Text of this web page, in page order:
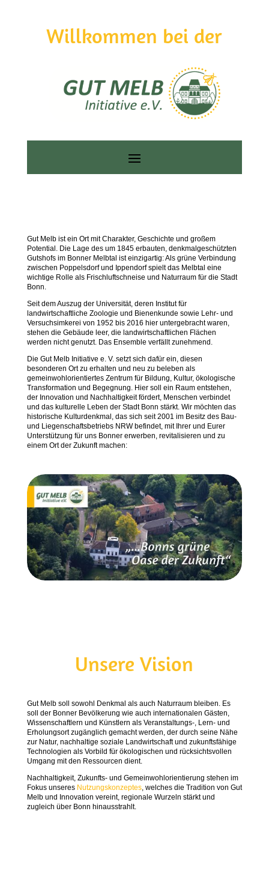
Willkommen bei der
Gut Melb ist ein Ort mit Charakter, Geschichte und großem
Potential. Die Lage des um 1845 erbauten, denkmalgeschützten
Gutshofs im Bonner Melbtal ist einzigartig: Als grüne Verbindung
zwischen Poppelsdorf und Ippendorf spielt das Melbtal eine
wichtige Rolle als Frischluftschneise und Naturraum für die Stadt
Bonn.
Seit dem Auszug der Universität, deren Institut für
landwirtschaftliche Zoologie und Bienenkunde sowie Lehr- und
Versuchsimkerei von 1952 bis 2016 hier untergebracht waren,
stehen die Gebäude leer, die landwirtschaftlichen Flächen
werden nicht genutzt. Das Ensemble verfällt zunehmend.
Die Gut Melb Initiative e. V. setzt sich dafür ein, diesen
besonderen Ort zu erhalten und neu zu beleben als
gemeinwohlorientiertes Zentrum für Bildung, Kultur, ökologische
Transformation und Begegnung. Hier soll ein Raum entstehen,
der Innovation und Nachhaltigkeit fördert, Menschen verbindet
und das kulturelle Leben der Stadt Bonn stärkt. Wir möchten das
historische Kulturdenkmal, das sich seit 2001 im Besitz des Bau-
und Liegenschaftsbetriebs NRW befindet, mit Ihrer und Eurer
Unterstützung für uns Bonner erwerben, revitalisieren und zu
einem Ort der Zukunft machen:
Unsere Vision
Gut Melb soll sowohl Denkmal als auch Naturraum bleiben. Es
soll der Bonner Bevölkerung wie auch internationalen Gästen,
Wissenschaftlern und Künstlern als Veranstaltungs-, Lern- und
Erholungsort zugänglich gemacht werden, der durch seine Nähe
zur Natur, nachhaltige soziale Landwirtschaft und zukunftsfähige
Technologien als Vorbild für ökologischen und rücksichtsvollen
Umgang mit den Ressourcen dient.
Nachhaltigkeit, Zukunfts- und Gemeinwohlorientierung stehen im
Fokus unseres Nutzungskonzeptes, welches die Tradition von Gut
Melb und Innovation vereint, regionale Wurzeln stärkt und
zugleich über Bonn hinausstrahlt.